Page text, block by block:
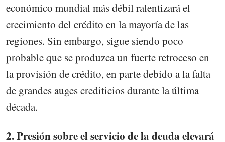
económico mundial más débil ralentizará el
crecimiento del crédito en la mayoría de las
regiones. Sin embargo, sigue siendo poco
probable que se produzca un fuerte retroceso en
la provisión de crédito, en parte debido a la falta
de grandes auges crediticios durante la última
década.
2. Presión sobre el servicio de la deuda elevará